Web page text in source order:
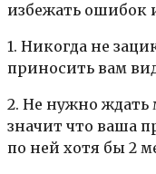
избежать ошибок
1. Никогда не
приносить вам
2. Не нужно ждать
значит что ваша
по ней хотя бы 2